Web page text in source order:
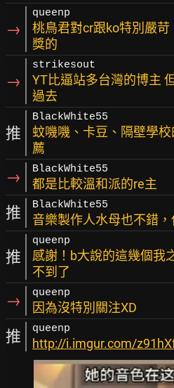
→
queenp
桃鳥君對cr跟ko特別嚴
獎的
→
strikesout
YT比逼站多台灣的博主
過去
推
BlackWhite55
蚊嘰嘰、卡豆、隔壁學
薦
→ BlackWhite55
都是比較溫和派的re主
推 BlackWhite55
音樂製作人水母也不錯
推
queenp
感謝！b大說的這幾個我
不到了
→ queenp
因為沒特別關注XD
推 queenp
http://i.imgur.com/